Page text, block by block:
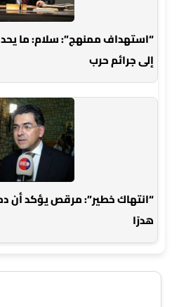
“استهداف ممنهج”: سلام: ما
إلى جرائم حرب
“انتهاك خطير”: مرقص يؤكد أن
هدرًا